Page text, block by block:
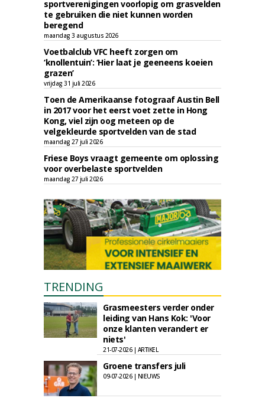
sportverenigingen voorlopig om grasvelden
te gebruiken die niet kunnen worden
beregend
maandag 3 augustus 2026
Voetbalclub VFC heeft zorgen om
‘knollentuin’: ‘Hier laat je geeneens koeien
grazen’
vrijdag 31 juli 2026
Toen de Amerikaanse fotograaf Austin Bell
in 2017 voor het eerst voet zette in Hong
Kong, viel zijn oog meteen op de
velgekleurde sportvelden van de stad
maandag 27 juli 2026
Friese Boys vraagt gemeente om oplossing
voor overbelaste sportvelden
maandag 27 juli 2026
TRENDING
Grasmeesters verder onder
leiding van Hans Kok: 'Voor
onze klanten verandert er
niets'
21-07-2026 | ARTIKEL
Groene transfers juli
09-07-2026 | NIEUWS